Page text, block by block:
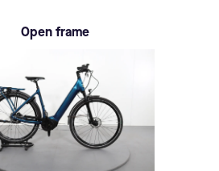
Open frame